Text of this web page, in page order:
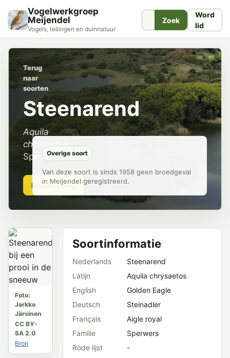
Vogelwerkgroep
Meijendel
Vogels, tellingen en duinnatuur
Zoek
Word
lid
Terug
naar
soorten
Steenarend
Aquila
chrysaetos
Sperwers
Beschrijving
Overige soort
Van deze soort is sinds 1958 geen broedgeval
in Meijendel geregistreerd.
Foto:
Jarkko
Järvinen
CC BY-
SA 2.0
Bron
Soortinformatie
Nederlands
Steenarend
Latijn
Aquila chrysaetos
English
Golden Eagle
Deutsch
Steinadler
Français
Aigle royal
Familie
Sperwers
Rode lijst
-